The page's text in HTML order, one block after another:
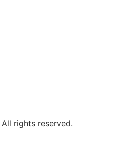
All rights reserved.